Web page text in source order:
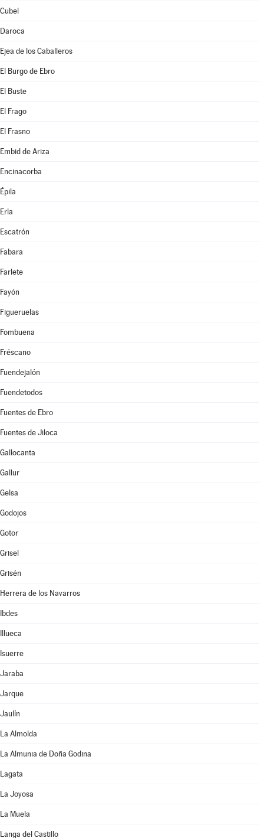
Cubel
Daroca
Ejea de los Caballeros
El Burgo de Ebro
El Buste
El Frago
El Frasno
Embid de Ariza
Encinacorba
Épila
Erla
Escatrón
Fabara
Farlete
Fayón
Figueruelas
Fombuena
Fréscano
Fuendejalón
Fuendetodos
Fuentes de Ebro
Fuentes de Jiloca
Gallocanta
Gallur
Gelsa
Godojos
Gotor
Grisel
Grisén
Herrera de los Navarros
Ibdes
Illueca
Isuerre
Jaraba
Jarque
Jaulín
La Almolda
La Almunia de Doña Godina
Lagata
La Joyosa
La Muela
Langa del Castillo